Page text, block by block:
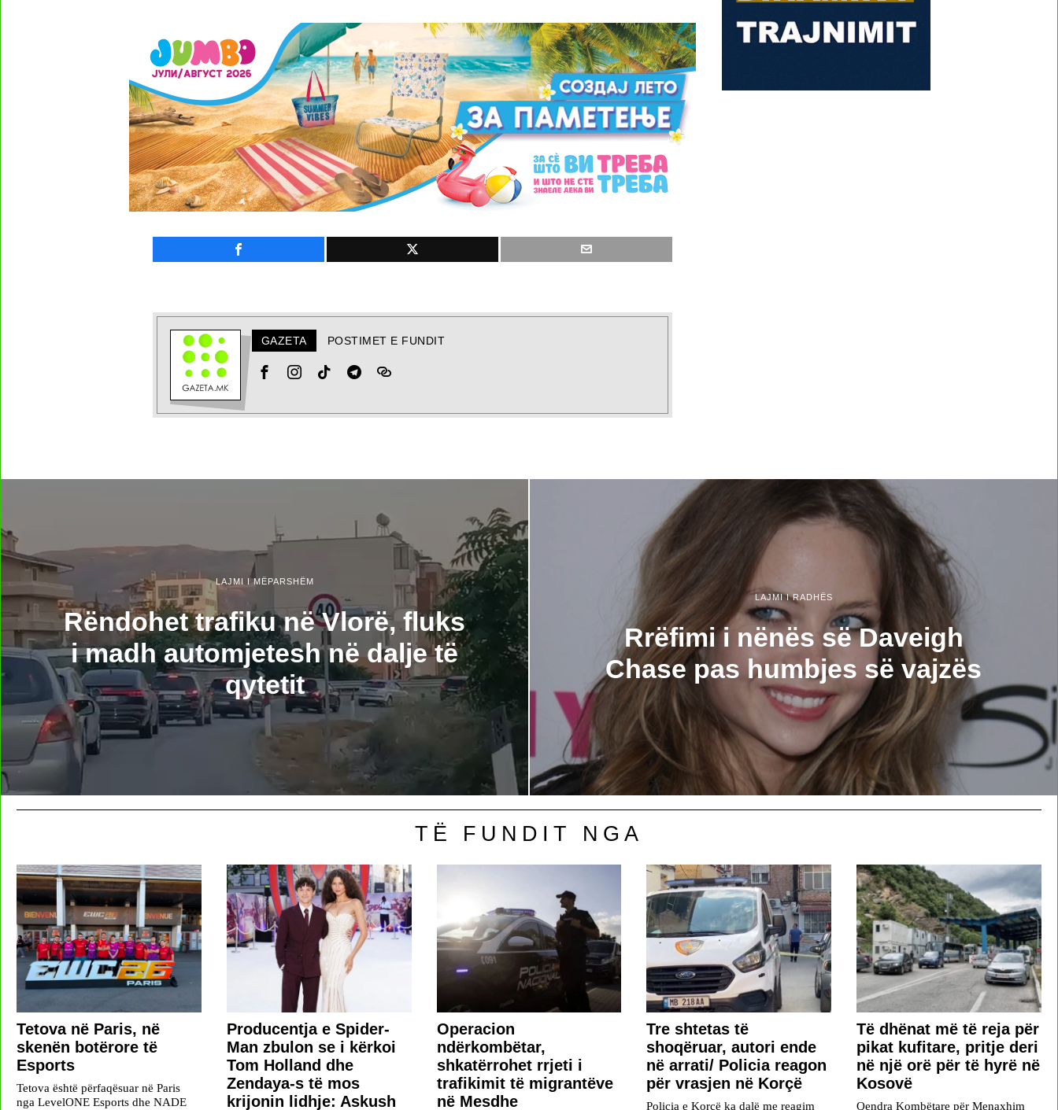
GAZETA POSTIMET E FUNDIT
LAJMI I MËPARSHËM
Rëndohet trafiku në Vlorë, fluks
i madh automjetesh në dalje të
qytetit
LAJMI I RADHËS
Rrëfimi i nënës së Daveigh
Chase pas humbjes së vajzës
TË FUNDIT NGA
Tetova në Paris, në
skenën botërore të
Esports
Tetova është përfaqësuar në Paris
nga LevelONE Esports dhe NADE
Producentja e Spider-
Man zbulon se i kërkoi
Tom Holland dhe
Zendaya-s të mos
krijonin lidhje: Askush
Operacion
ndërkombëtar,
shkatërrohet rrjeti i
trafikimit të migrantëve
në Mesdhe
Tre shtetas të
shoqëruar, autori ende
në arrati/ Policia reagon
për vrasjen në Korçë
Policia e Korçë ka dalë me reagim
Të dhënat më të reja për
pikat kufitare, pritje deri
në një orë për të hyrë në
Kosovë
Qendra Kombëtare për Menaxhim